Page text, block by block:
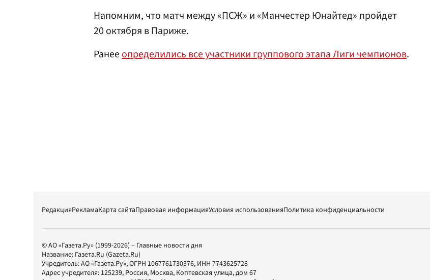
Напомним, что матч между «ПСЖ» и «Манчестер Юнайтед» пройдет
20 октября в Париже.
Ранееопределились все участники группового этапа Лиги чемпионов.
РедакцияРекламаКарта сайтаПравовая информацияУсловия использованияПолитика конфиденциальности
© АО «Газета.Ру» (1999-2026) – Главные новости дня
Название: Газета.Ru (Gazeta.Ru)
Учредитель:АО «Газета.Ру», ОГРН 1067761730376, ИНН 7743625728
Адрес учредителя: 125239, Россия, Москва, Коптевская улица, дом 67